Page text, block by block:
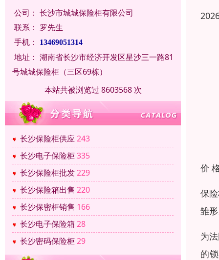
公司： 长沙市城城保险柜有限公司
联系： 罗先生
手机：
13469051314
地址： 湖南省长沙市经济开发区星沙三一路81
号城城保险柜（三区69栋）
本站共被浏览过 8603568 次
长沙保险柜供应243
长沙电子保险柜335
长沙保险柜批发229
长沙保险箱出售 220
长沙保密柜销售 166
长沙电子保险箱 28
长沙密码保险柜29
价
保
雏
为
的